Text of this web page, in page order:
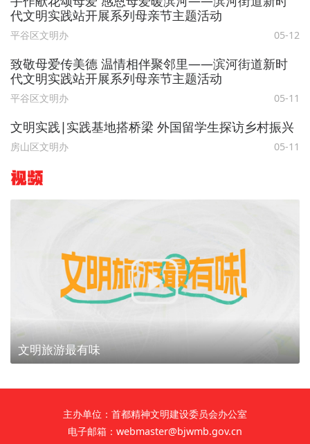
代文明实践站开展系列母亲节主题活动
平谷区文明办 05-12
致敬母爱传美德 温情相伴聚邻里——滨河街道新时
代文明实践站开展系列母亲节主题活动
平谷区文明办 05-11
文明实践∣实践基地搭桥梁 外国留学生探访乡村振兴
房山区文明办 05-11
视频
文明旅游最有味
主办单位：首都精神文明建设委员会办公室
电子邮箱：webmaster@bjwmb.gov.cn